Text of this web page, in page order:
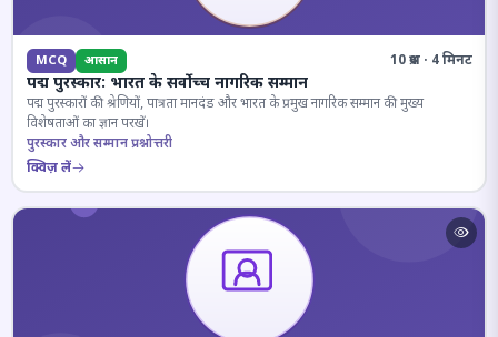
MCQ आसान 10 प्रश्न · 4 मिनट
पद्म पुरस्कार: भारत के सर्वोच्च नागरिक सम्मान
पद्म पुरस्कारों की श्रेणियों, पात्रता मानदंड और भारत के प्रमुख नागरिक सम्मान की मुख्य
विशेषताओं का ज्ञान परखें।
पुरस्कार और सम्मान प्रश्नोत्तरी
क्विज़ लें